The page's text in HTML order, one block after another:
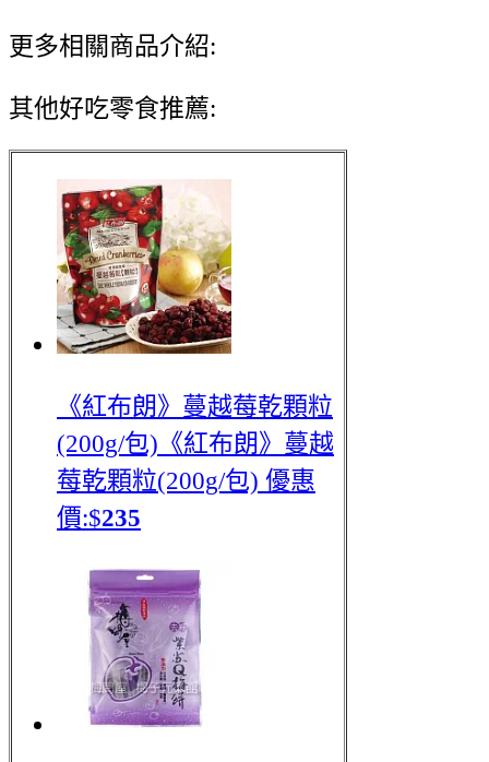
更多相關商品介紹:
其他好吃零食推薦:
《紅布朗》蔓越莓乾顆粒
(200g/包) 《紅布朗》蔓越
莓乾顆粒(200g/包) 優惠
價:$235